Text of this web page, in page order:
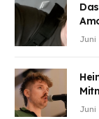
Juni
Juni